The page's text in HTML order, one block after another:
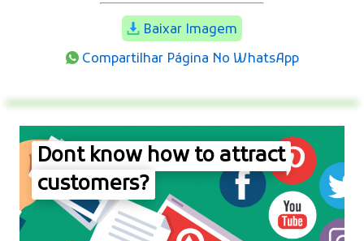
Baixar Imagem
Compartilhar Página No WhatsApp
Dont know how to attract
customers?